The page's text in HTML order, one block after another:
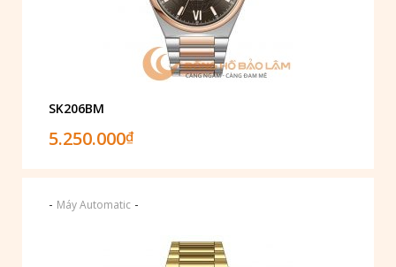
SK206BM
5.250.000₫
- Máy Automatic -